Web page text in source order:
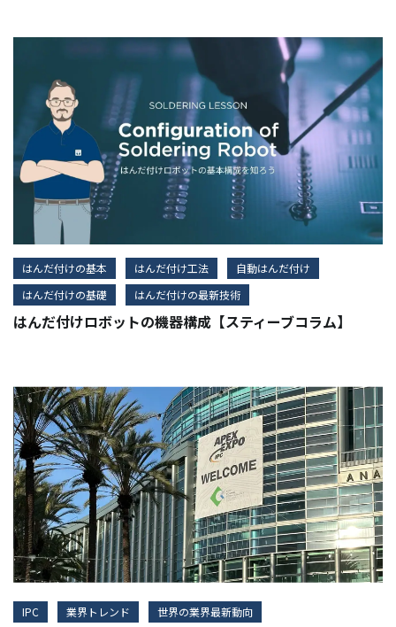
はんだ付けの基本 はんだ付け工法
自動はんだ付け
はんだ付けの基礎
はんだ付けの最新技術
はんだ付けロボットの機器構成【スティーブコラム】
IPC 業界トレンド 世界の業界最新動向